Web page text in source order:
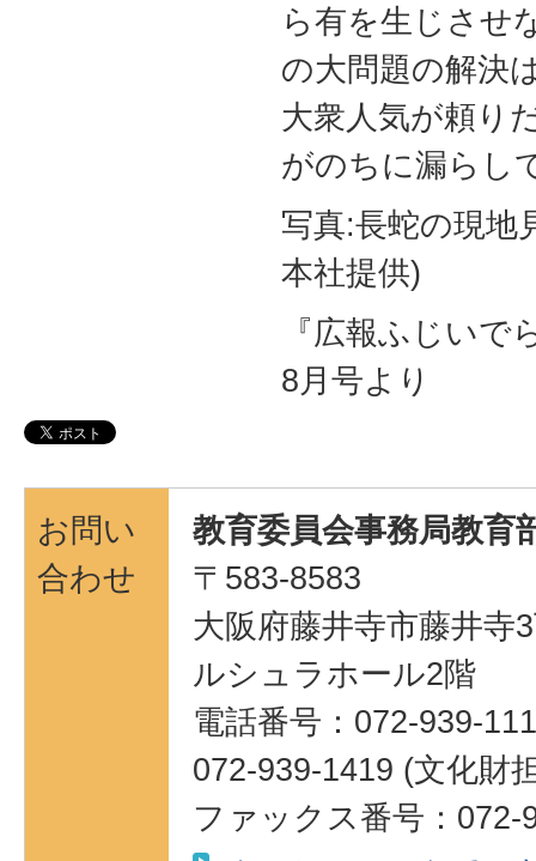
ら有を生じさせ
の大問題の解決
大衆人気が頼り
がのちに漏らし
写真:長蛇の現地
本社提供)
『広報ふじいで
8月号より
お問い
合わせ
教育委員会事務局教育
〒583-8583
大阪府藤井寺市藤井寺
ルシュラホール2階
電話番号：072-939-
072-939-1419 (文化財
ファックス番号：072-